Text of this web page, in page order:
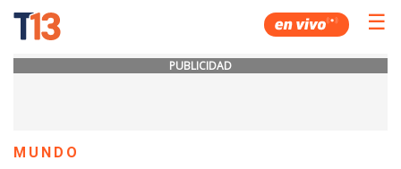
☰
PUBLICIDAD
MUNDO